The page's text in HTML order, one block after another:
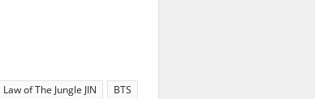
BTS
Law of The Jungle JIN